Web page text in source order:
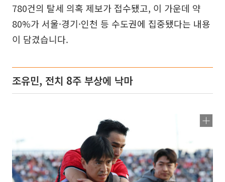
780건의 탈세 의혹 제보가 접수됐고, 이 가운데 약
80%가 서울·경기·인천 등 수도권에 집중됐다는 내용
이 담겼습니다.
조유민, 전치 8주 부상에 낙마